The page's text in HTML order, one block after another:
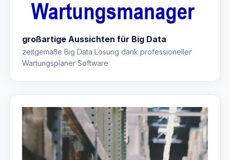
großartige Aussichten für Big Data
zeitgemäße Big Data Lösung dank professioneller
Wartungsplaner Software